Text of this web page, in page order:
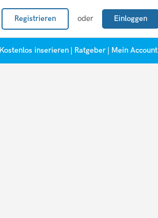
Registrieren oder Einloggen
Kostenlos inserieren Ratgeber Mein Account